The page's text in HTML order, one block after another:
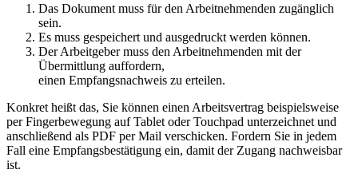
Das Dokument muss für den Arbeitnehmenden zugänglich
sein.
Es muss gespeichert und ausgedruckt werden können.
Der Arbeitgeber muss den Arbeitnehmenden mit der
Übermittlung auffordern,
einen Empfangsnachweis zu erteilen.
Konkret heißt das, Sie können einen Arbeitsvertrag beispielsweise
per Fingerbewegung auf Tablet oder Touchpad unterzeichnet und
anschließend als PDF per Mail verschicken. Fordern Sie in jedem
Fall eine Empfangsbestätigung ein, damit der Zugang nachweisbar
ist.